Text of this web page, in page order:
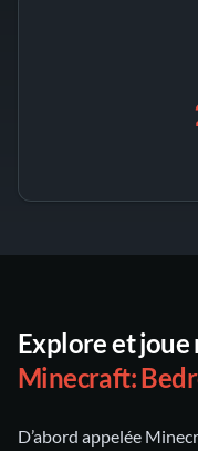
Explore et
Minecraft:
D’abord appelée